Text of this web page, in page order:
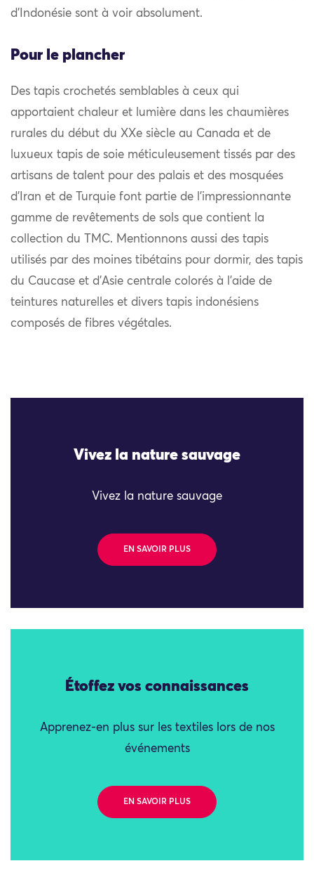
d’Indonésie sont à voir absolument.
Pour le plancher
Des tapis crochetés semblables à ceux qui
apportaient chaleur et lumière dans les chaumières
rurales du début du XXe siècle au Canada et de
luxueux tapis de soie méticuleusement tissés par des
artisans de talent pour des palais et des mosquées
d’Iran et de Turquie font partie de l’impressionnante
gamme de revêtements de sols que contient la
collection du TMC. Mentionnons aussi des tapis
utilisés par des moines tibétains pour dormir, des tapis
du Caucase et d’Asie centrale colorés à l’aide de
teintures naturelles et divers tapis indonésiens
composés de fibres végétales.
Vivez la nature sauvage
Vivez la nature sauvage
EN SAVOIR PLUS
Étoffez vos connaissances
Apprenez-en plus sur les textiles lors de nos
événements
EN SAVOIR PLUS